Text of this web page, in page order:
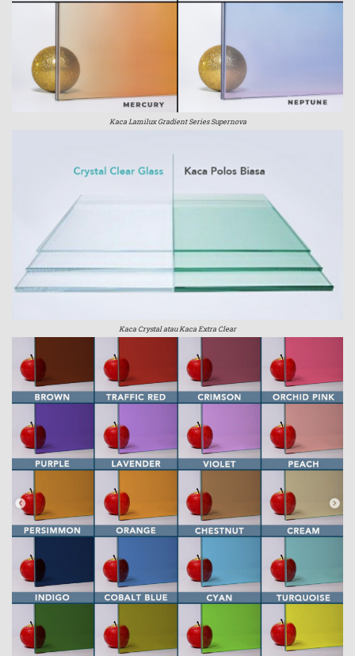
Kaca Lamilux Gradient Series Supernova
Kaca Crystal atau Kaca Extra Clear